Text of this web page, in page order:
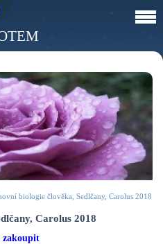
biologie člověka, Sedlčany, Carolus 2018
Carolus 2018
zakoupit